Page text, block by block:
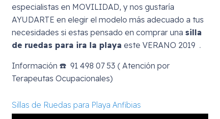
especialistas en MOVILIDAD, y nos gustaría
AYUDARTE en elegir el modelo más adecuado a tus
necesidades si estas pensado en comprar una silla
de ruedas para ira la playa este VERANO 2019 .
Información ☎️ 91 498 07 53 ( Atención por
Terapeutas Ocupacionales)
Sillas de Ruedas para Playa Anfibias